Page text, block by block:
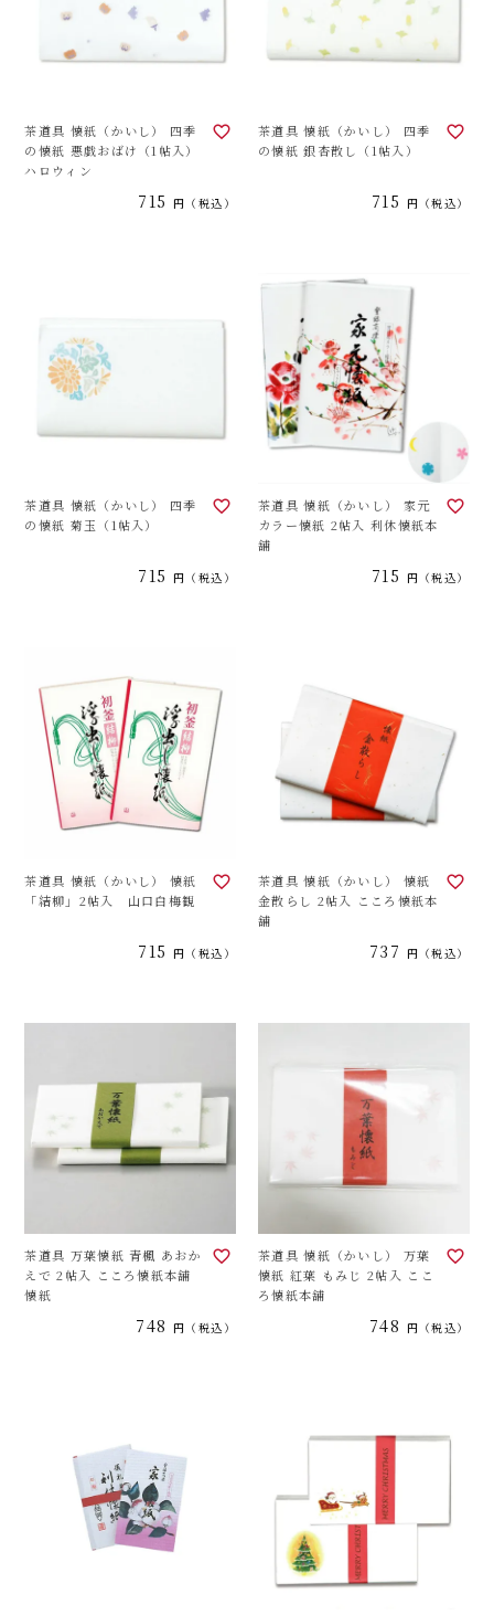
茶道具 懐紙（かいし） 四季
の懐紙 悪戯おばけ（1帖入）
ハロウィン
715 税込
茶道具 懐紙（かいし） 四季
の懐紙 銀杏散し（1帖入）
715 税込
茶道具 懐紙（かいし） 四季
の懐紙 菊玉（1帖入）
715 税込
茶道具 懐紙（かいし） 家元
カラー懐紙 2帖入 利休懐紙本
舗
715 税込
茶道具 懐紙（かいし） 懐紙
「結柳」2帖入 山口白梅観
715 税込
茶道具 懐紙（かいし） 懐紙
金散らし 2帖入 こころ懐紙本
舗
737 税込
茶道具 万葉懐紙 青楓 あおか
えで 2帖入 こころ懐紙本舗
懐紙
748 税込
茶道具 懐紙（かいし） 万葉
懐紙 紅葉 もみじ 2帖入 ここ
ろ懐紙本舗
748 税込